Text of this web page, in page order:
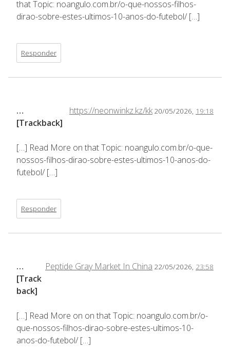
that Topic: noangulo.com.br/o-que-nossos-filhos-
dirao-sobre-estes-ultimos-10-anos-do-futebol/ […]
Responder
https://neonwinkz.kz/kk 20/05/2026, 19:18
…
[Trackback]
[…] Read More on that Topic: noangulo.com.br/o-que-
nossos-filhos-dirao-sobre-estes-ultimos-10-anos-do-
futebol/ […]
Responder
Peptide Gray Market In China 22/05/2026, 23:58
…
[Track
back]
[…] Read More on on that Topic: noangulo.com.br/o-
que-nossos-filhos-dirao-sobre-estes-ultimos-10-
anos-do-futebol/ […]